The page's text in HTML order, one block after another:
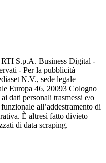
RTI S.p.A. Business Digital -
- Per la pubblicità
N.V., sede legale
Europa 46, 20093 Cologno
dati personali trasmessi e/o
all’addestramento di
È altresì fatto divieto
di data scraping.